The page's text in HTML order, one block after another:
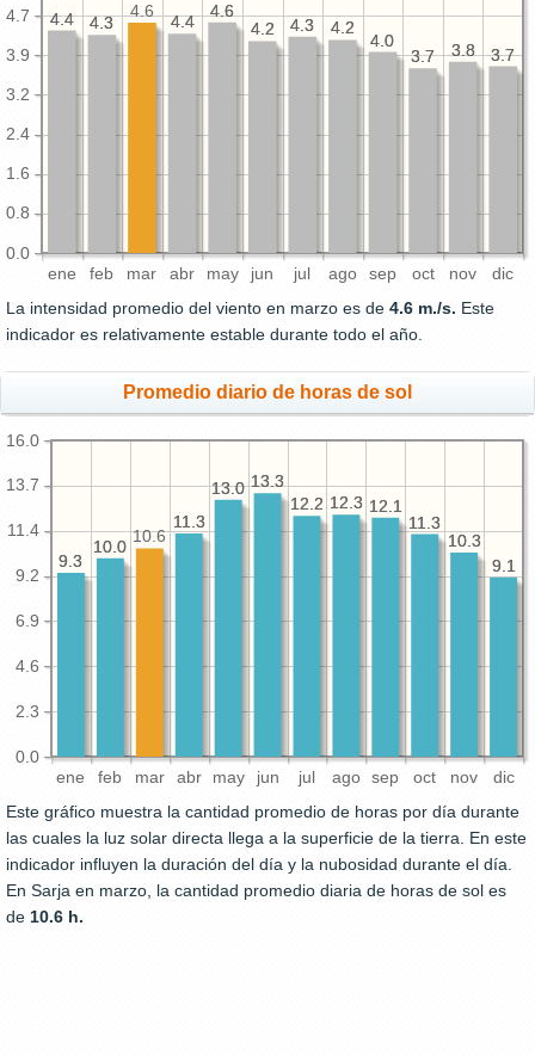
ene feb mar abr may jun jul ago sep oct nov dic
0.0
0.8
1.6
2.4
3.2
3.9
4.7
3.7
3.8
3.7
4.0
4.2
4.3
4.2
4.6
4.4
4.3
4.4
3.7
3.8
3.7
4.0
4.2
4.3
4.2
4.6
4.4
4.6
4.3
4.4
La intensidad promedio del viento en marzo es de 4.6 m./s. Este
indicador es relativamente estable durante todo el año.
Promedio diario de horas de sol
ene feb mar abr may jun jul ago sep oct nov dic
0.0
2.3
4.6
6.9
9.2
11.4
13.7
16.0
9.1
10.3
11.3
12.1
12.3
12.2
13.3
13.0
11.3
10.0
9.3
9.1
10.3
11.3
12.1
12.3
12.2
13.3
13.0
11.3
10.6
10.0
9.3
Este gráfico muestra la cantidad promedio de horas por día durante
las cuales la luz solar directa llega a la superficie de la tierra. En este
indicador influyen la duración del día y la nubosidad durante el día.
En Sarja en marzo, la cantidad promedio diaria de horas de sol es
de 10.6 h.